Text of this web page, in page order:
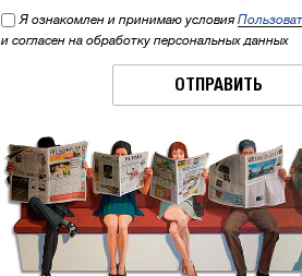
Я ознакомлен и принимаю условия
и согласен на обработку персональных данных
ОТПРАВИТЬ